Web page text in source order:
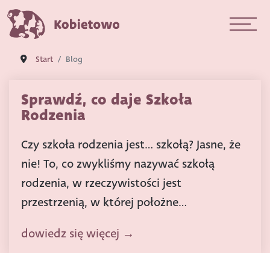
Start Blog
Sprawdź, co daje Szkoła
Rodzenia
Czy szkoła rodzenia jest… szkołą? Jasne, że
nie! To, co zwykliśmy nazywać szkołą
rodzenia, w rzeczywistości jest
przestrzenią, w której położne...
dowiedz się więcej